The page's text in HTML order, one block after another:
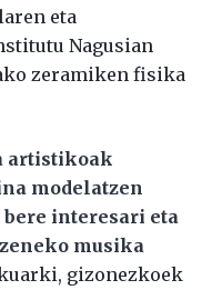
eta
Nagusian
zeramiken fisika
artistikoak
modelatzen
interesari eta
musika
gizonezkoek